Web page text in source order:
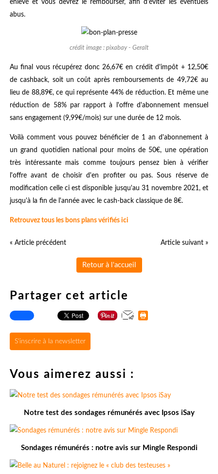
enlevé et vous devrez le rembourser, afin d'éviter les éventuels
abus.
crédit image : pixabay - Geralt
Au final vous récupérez donc 26,67€ en crédit d'impôt + 12,50€
de cashback, soit un coût après remboursements de 49,72€ au
lieu de 88,89€, ce qui représente 44% de réduction. Et même une
réduction de 58% par rapport à l'offre d'abonnement mensuel
sans engagement (9,99€/mois) sur une durée de 12 mois.
Voilà comment vous pouvez bénéficier de 1 an d'abonnement à
un grand quotidien national pour moins de 50€, une opération
très intéressante mais comme toujours pensez bien à vérifier
l'offre avant de choisir d'en profiter ou pas. Sous réserve de
modification celle ci est disponible jusqu'au 31 novembre 2021, et
jusqu'à la fin de l'année avec le cash-back classique de 8€.
Retrouvez tous les bons plans vérifiés ici
« Article précédent Article suivant »
Retour à l'accueil
Partager cet article
S'inscrire à la newsletter
Vous aimerez aussi :
Notre test des sondages rémunérés avec Ipsos iSay
Sondages rémunérés : notre avis sur Mingle Respondi